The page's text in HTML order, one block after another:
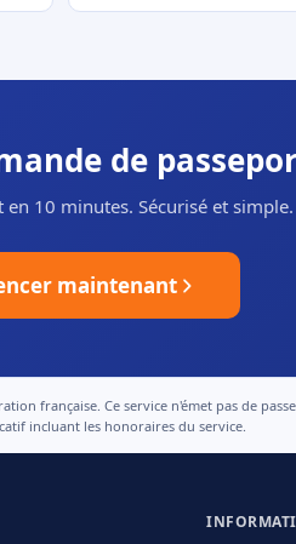
de
10 minutes. Sécurisé et simple.
maintenant
française. Ce service n'émet pas de
incluant les honoraires du service.